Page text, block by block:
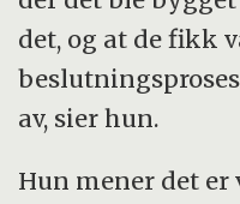
det, og at de fikk
av, sier hun.
Hun mener det